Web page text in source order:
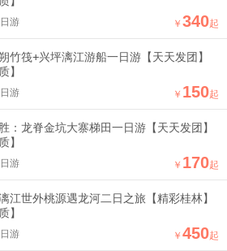
游 ￥ 340起
竹筏+兴坪漓江游船一日游【天天发团】
】
游 ￥ 150起
：龙脊金坑大寨梯田一日游【天天发团】
】
游 ￥ 170起
江世外桃源遇龙河二日之旅【精彩桂林】
】
游 ￥ 450起